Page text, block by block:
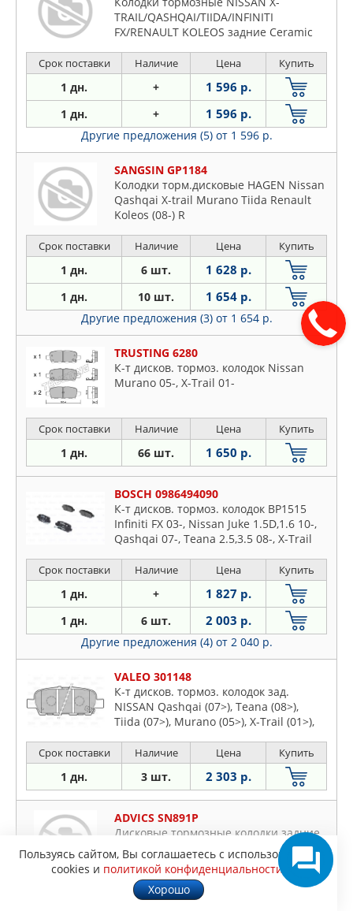
TRAIL/QASHQAI/TIIDA/INFINITI
FX/RENAULT KOLEOS задние Ceramic
Срок поставки Наличие Цена Купить
1 дн. + 1 596 р.
1 дн. + 1 596 р.
Другие предложения (5) от 1 596 р.
SANGSIN GP1184
Колодки торм.дисковые HAGEN Nissan
Qashqai X-trail Murano Tiida Renault
Koleos (08-) R
Срок поставки Наличие Цена Купить
1 дн. 6 шт. 1 628 р.
1 дн. 10 шт. 1 654 р.
Другие предложения (3) от 1 654 р.
TRUSTING 6280
К-т дисков. тормоз. колодок Nissan
Murano 05-, X-Trail 01-
Срок поставки Наличие Цена Купить
1 дн. 66 шт. 1 650 р.
BOSCH 0986494090
К-т дисков. тормоз. колодок BP1515
Infiniti FX 03-, Nissan Juke 1.5D,1.6 10-,
Qashqai 07-, Teana 2.5,3.5 08-, X-Trail
Vitara 05- R
Срок поставки Наличие Цена Купить
1 дн. + 1 827 р.
1 дн. 6 шт. 2 003 р.
Другие предложения (4) от 2 040 р.
VALEO 301148
К-т дисков. тормоз. колодок зад.
NISSAN Qashqai (07>), Teana (08>),
Tiida (07>), Murano (05>), X-Trail (01>),
FX45 (03>)
Срок поставки Наличие Цена Купить
1 дн. 3 шт. 2 303 р.
ADVICS SN891P
Дисковые тормозные колодки задние
Наличие
Пользуясь сайтом, Вы соглашаетесь с использованием
cookies и политикой конфиденциальности
Хорошо